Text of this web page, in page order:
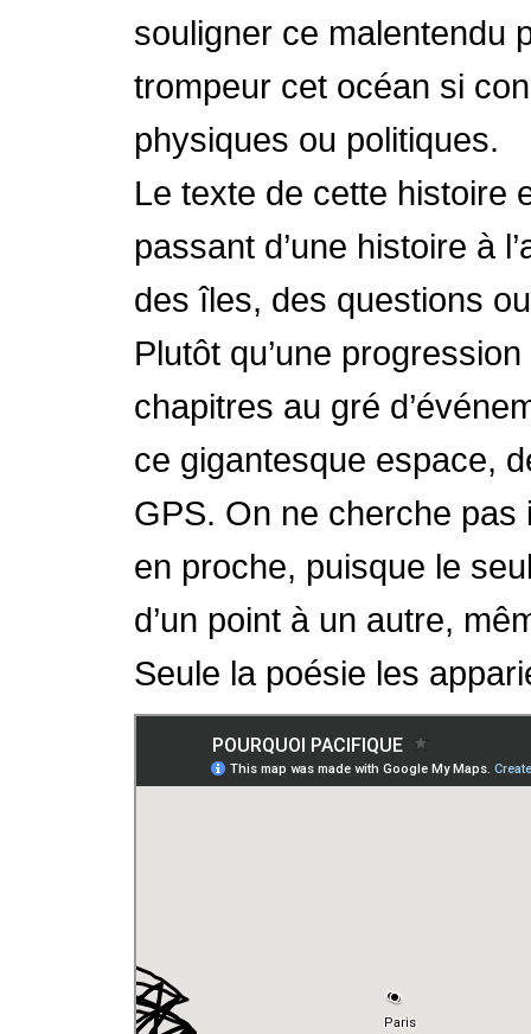
souligner ce malentendu
trompeur cet océan si
physiques ou politiques.
Le texte de cette histoire
passant d’une histoire à
des îles, des questions
Plutôt qu’une
chapitres au gré
ce gigantesque espace,
GPS. On ne cherche
en proche, puisque le
d’un point à un autre,
Seule la poésie les